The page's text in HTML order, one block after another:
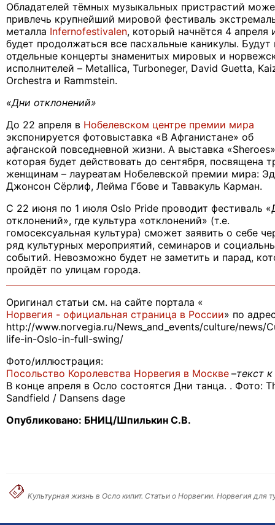
Обладателей тёмных музыкальных пристрастий
привлечь крупнейший мировой фестиваль
металла Infernоfestivalen, который начнётся 4 апреля
будет продолжаться все пасхальные каникулы. Будут
отдельные концерты знаменитых мировых и
исполнителей – Metallica, Turboneger, David Guetta,
Orchestra и Rammstein.
«Дни отклонений»
До 22 апреля в Нобелевском центре премии мира
экспонируется фотовыставка «В Афганистане» об
афганской повседневной жизни. А выставка «Sheroes
которая будет действовать до сентября, посвящена
женщинам – лауреатам Нобелевской премии мира:
Джонсон Сёрлиф, Лейма Гбове и Таввакуль Карман.
С 22 июня по 1 июля Oslo Pride проводит фестиваль
отклонений», где культура «отклонений» (т.е.
гомосексуальная культура) сможет заявить о себе
ряд культурных мероприятий, семинаров и
событий. Невозможно будет не заметить и парад,
пройдёт по улицам города.
Оригинал статьи см. на сайте портала «
Норвегия - официальная страница в России» по
http://www.norvegia.ru/News_and_events/culture/news/
life-in-Oslo-in-full-swing/
Фото/иллюстрация:
Посольство Королевства Норвегия в Москве –текст
В конце апреля в Осло состоятся Дни танца. . Фото:
Sandfield / Dansens dage
Опубликовано: БНИЦ/Шпилькин С.В.
Культурная жизнь в Осло кипит. Статьи о Норвегии. Норвегия для